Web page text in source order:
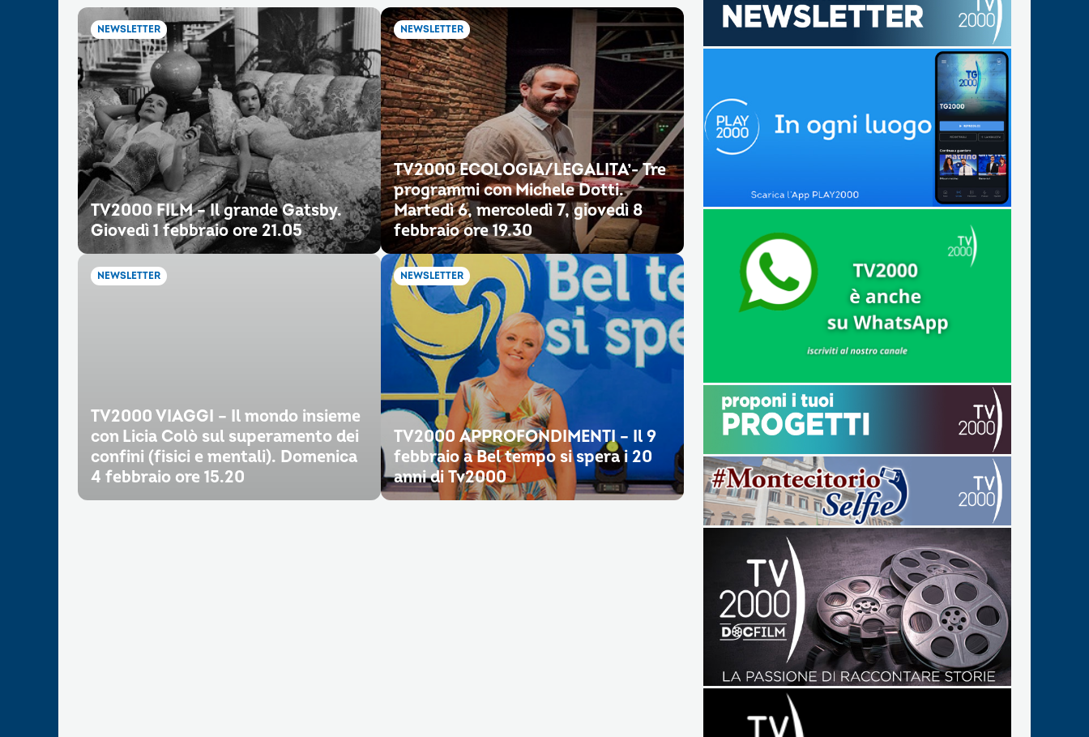
NEWSLETTER
TV2000 FILM – Il grande Gatsby.
Giovedì 1 febbraio ore 21.05
NEWSLETTER
TV2000 ECOLOGIA/LEGALITA’- Tre
programmi con Michele Dotti.
Martedì 6, mercoledì 7, giovedì 8
febbraio ore 19.30
NEWSLETTER
TV2000 VIAGGI – Il mondo insieme
con Licia Colò sul superamento dei
confini (fisici e mentali). Domenica
4 febbraio ore 15.20
NEWSLETTER
TV2000 APPROFONDIMENTI – Il 9
febbraio a Bel tempo si spera i 20
anni di Tv2000